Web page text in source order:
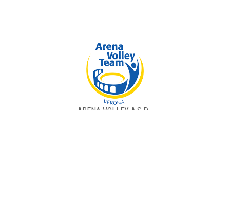
ARENA VOLLEY A.S.D..